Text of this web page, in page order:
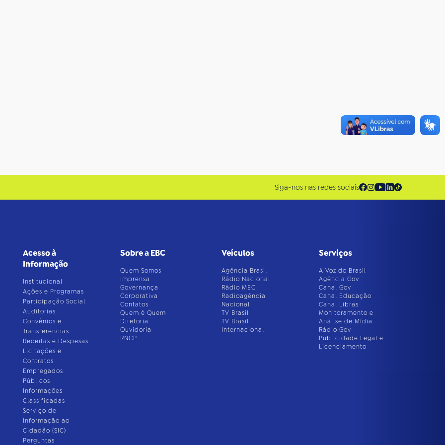
Siga-nos nas redes sociais
Acesso à
Informação
Institucional
Ações e Programas
Participação Social
Auditorias
Convênios e
Transferências
Receitas e Despesas
Licitações e
Contratos
Empregados
Públicos
Informações
Classificadas
Serviço de
Informação ao
Cidadão (SIC)
Perguntas
Sobre a EBC
Quem Somos
Imprensa
Governança
Corporativa
Contatos
Quem é Quem
Diretoria
Ouvidoria
RNCP
Veículos
Agência Brasil
Rádio Nacional
Rádio MEC
Radioagência
Nacional
TV Brasil
TV Brasil
Internacional
Serviços
A Voz do Brasil
Agência Gov
Canal Gov
Canal Educação
Canal Libras
Monitoramento e
Análise de Mídia
Rádio Gov
Publicidade Legal e
Licenciamento